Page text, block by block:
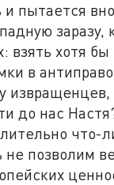
пытается
заразу,
взять хотя
в
извращенцев,
до нас
что-
позволим